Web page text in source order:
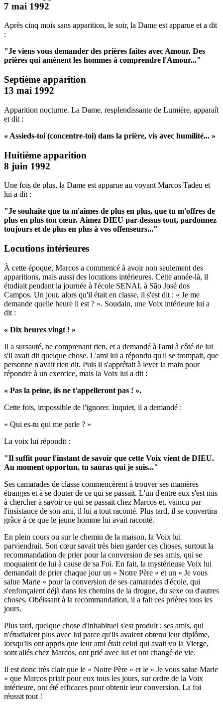
7 mai 1992
Après cinq mois sans apparition, le soir, la Dame est apparue et a dit
:
"Je viens vous demander des prières faites avec Amour. Des
prières qui amènent les hommes à comprendre l'Amour..."
Septième apparition
13 mai 1992
Apparition nocturne. La Dame, resplendissante de Lumière, apparaît
et dit :
« Assieds-toi (concentre-toi) dans la prière, vis avec humilité... »
Huitième apparition
8 juin 1992
Une fois de plus, la Dame est apparue au voyant Marcos Tadeu et
lui a dit :
"Je souhaite que tu m'aimes de plus en plus, que tu m'offres de
plus en plus ton cœur. Aimez DIEU par-dessus tout, pardonnez
toujours et de plus en plus à vos offenseurs..."
Locutions intérieures
À cette époque, Marcos a commencé à avoir non seulement des
apparitions, mais aussi des locutions intérieures. Cette année-là, il
étudiait pendant la journée à l'école SENAI, à São José dos
Campos. Un jour, alors qu'il était en classe, il s'est dit : « Je me
demande quelle heure il est ? ». Soudain, une Voix intérieure lui a
dit :
« Dix heures vingt ! »
Il a sursauté, ne comprenant rien, et a demandé à l'ami à côté de lui
s'il avait dit quelque chose. L'ami lui a répondu qu'il se trompait, que
personne n'avait rien dit. Puis il s'apprêtait à lever la main pour
répondre à un exercice, mais la Voix lui a dit :
« Pas la peine, ils ne t'appelleront pas ! ».
Cette fois, impossible de l'ignorer. Inquiet, il a demandé :
« Qui es-tu qui me parle ? »
La voix lui répondit :
"Il suffit pour l'instant de savoir que cette Voix vient de DIEU.
Au moment opportun, tu sauras qui je suis..."
Ses camarades de classe commencèrent à trouver ses manières
étranges et à se douter de ce qui se passait. L'un d'entre eux s'est mis
à chercher à savoir ce qui se passait chez Marcos et, vaincu par
l'insistance de son ami, il lui a tout raconté. Plus tard, il se convertira
grâce à ce que le jeune homme lui avait raconté.
En plein cours ou sur le chemin de la maison, la Voix lui
parviendrait. Son cœur savait très bien garder ces choses, surtout la
recommandation de prier pour la conversion de ses amis, qui se
moquaient de lui à cause de sa Foi. En fait, la mystérieuse Voix lui
demandait de prier chaque jour un « Notre Père » et un « Je vous
salue Marie » pour la conversion de ses camarades d'école, qui
s'enfonçaient déjà dans les chemins de la drogue, du sexe ou d'autres
choses. Obéissant à la recommandation, il a fait ces prières tous les
jours.
Plus tard, quelque chose d'inhabituel s'est produit : ses amis, qui
n'étudiaient plus avec lui parce qu'ils avaient obtenu leur diplôme,
lorsqu'ils ont appris que leur ami était celui qui avait vu la Vierge,
sont allés chez Marcos, ont prié avec lui et ont changé de vie.
Il est donc très clair que le « Notre Père » et le « Je vous salue Marie
» que Marcos priait pour eux tous les jours, sur ordre de la Voix
intérieure, ont été efficaces pour obtenir leur conversion. La foi
réussit tout !